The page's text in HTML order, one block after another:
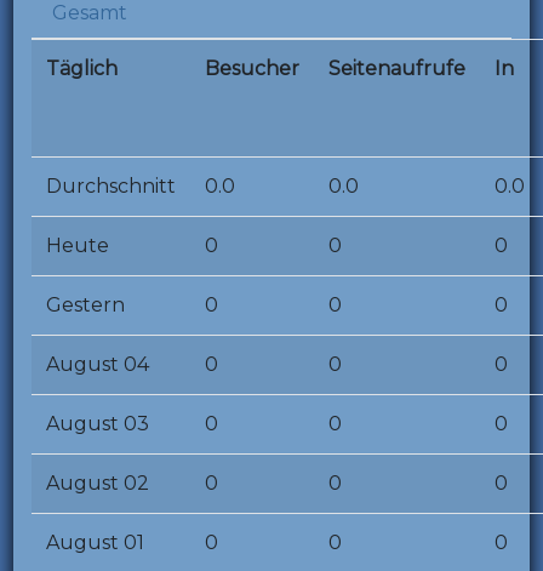
Gesamt
Täglich Besucher Seitenaufrufe In
Durchschnitt 0.0 0.0 0.0
Heute 0 0 0
Gestern 0 0 0
August 04 0 0 0
August 03 0 0 0
August 02 0 0 0
August 01 0 0 0